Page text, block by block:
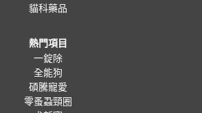
貓科藥品
熱門項目
一錠除
全能狗
碩騰寵愛
零蚤蝨頸圈